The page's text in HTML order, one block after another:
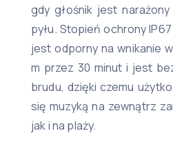
gdy głośnik jest
pyłu. Stopień ochrony
jest odporny na wnikanie
m przez 30 minut i jest
brudu, dzięki czemu
się muzyką na zewnątrz
jak i na plaży.